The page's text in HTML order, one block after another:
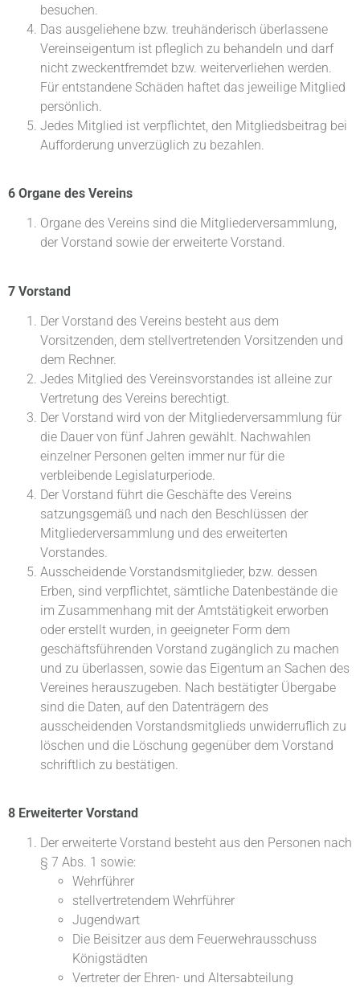
besuchen.
Das ausgeliehene bzw. treuhänderisch überlassene
Vereinseigentum ist pfleglich zu behandeln und darf
nicht zweckentfremdet bzw. weiterverliehen werden.
Für entstandene Schäden haftet das jeweilige Mitglied
persönlich.
Jedes Mitglied ist verpflichtet, den Mitgliedsbeitrag bei
Aufforderung unverzüglich zu bezahlen.
6 Organe des Vereins
Organe des Vereins sind die Mitgliederversammlung,
der Vorstand sowie der erweiterte Vorstand.
7 Vorstand
Der Vorstand des Vereins besteht aus dem
Vorsitzenden, dem stellvertretenden Vorsitzenden und
dem Rechner.
Jedes Mitglied des Vereinsvorstandes ist alleine zur
Vertretung des Vereins berechtigt.
Der Vorstand wird von der Mitgliederversammlung für
die Dauer von fünf Jahren gewählt. Nachwahlen
einzelner Personen gelten immer nur für die
verbleibende Legislaturperiode.
Der Vorstand führt die Geschäfte des Vereins
satzungsgemäß und nach den Beschlüssen der
Mitgliederversammlung und des erweiterten
Vorstandes.
Ausscheidende Vorstandsmitglieder, bzw. dessen
Erben, sind verpflichtet, sämtliche Datenbestände die
im Zusammenhang mit der Amtstätigkeit erworben
oder erstellt wurden, in geeigneter Form dem
geschäftsführenden Vorstand zugänglich zu machen
und zu überlassen, sowie das Eigentum an Sachen des
Vereines herauszugeben. Nach bestätigter Übergabe
sind die Daten, auf den Datenträgern des
ausscheidenden Vorstandsmitglieds unwiderruflich zu
löschen und die Löschung gegenüber dem Vorstand
schriftlich zu bestätigen.
8 Erweiterter Vorstand
Der erweiterte Vorstand besteht aus den Personen nach
§ 7 Abs. 1 sowie:
Wehrführer
stellvertretendem Wehrführer
Jugendwart
Die Beisitzer aus dem Feuerwehrausschuss
Königstädten
Vertreter der Ehren- und Altersabteilung